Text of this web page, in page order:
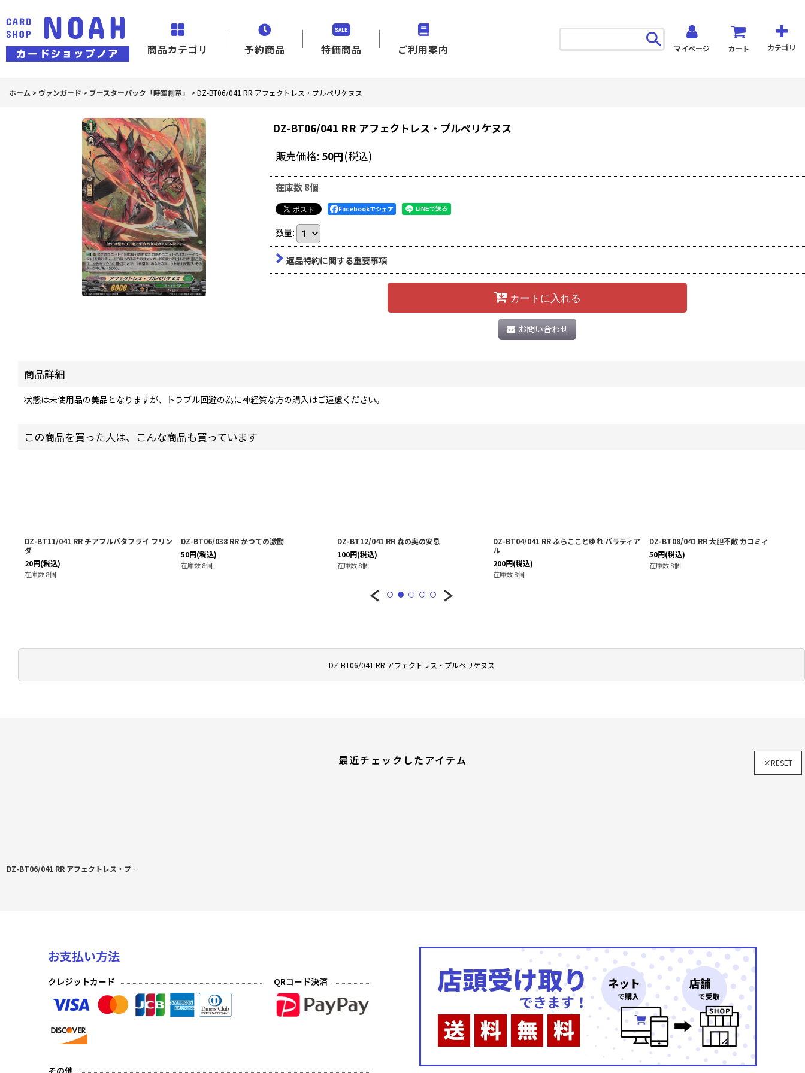
商品カテゴリ 予約商品 特価商品 ご利用案内 マイページ カート カテゴリ
ホーム > ヴァンガード > ブースターパック「時空創竜」 >DZ-BT06/041 RR アフェクトレス・プルペリケヌス
DZ-BT06/041 RR アフェクトレス・プルペリケヌス
DZ-BT06/041 RR アフェクトレス・プルペリケヌス
販売価格: 50円(税込)
在庫数 8個
Facebookでシェア
数量:
返品特約に関する重要事項
カートに入れる
お問い合わせ
商品詳細
状態は未使用品の美品となりますが、トラブル回避の為に神経質な方の購入はご遠慮ください。
この商品を買った人は、こんな商品も買っています
DZ-BT11/041 RR チアフルバタフライ フリン
ダ
20円(税込)
在庫数 8個
DZ-BT06/038 RR かつての激励
50円(税込)
在庫数 8個
DZ-BT12/041 RR 森の奥の安息
100円(税込)
在庫数 8個
DZ-BT04/041 RR ふらこことゆれ バラティア
ル
200円(税込)
在庫数 8個
DZ-BT08/041 RR 大胆不敵 カコミィ
50円(税込)
在庫数 8個
最近チェックしたアイテム ×RESET
DZ-BT06/041 RR アフェクトレス・プルペリケヌス
お支払い方法
クレジットカード QRコード決済
その他